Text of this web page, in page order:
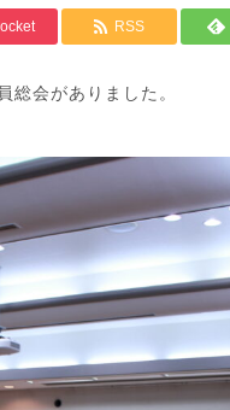
RSS
会がありました。